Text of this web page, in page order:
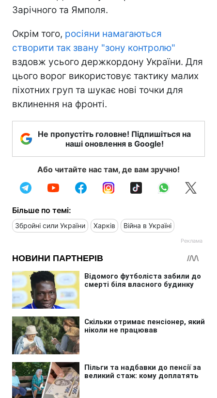
Зарічного та Ямполя.
Окрім того, росіяни намагаються
створити так звану "зону контролю"
вздовж усього держкордону України. Для
цього ворог використовує тактику малих
піхотних груп та шукає нові точки для
вклинення на фронті.
Не пропустіть головне! Підпишіться на
наші оновлення в Google!
Або читайте нас там, де вам зручно!
Більше по темі:
Збройні сили України Харків Війна в Україні